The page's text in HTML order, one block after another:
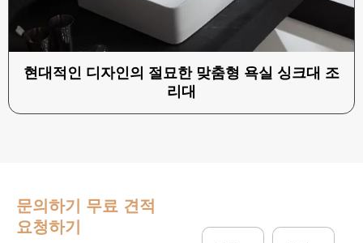
현대적인 디자인의 절묘한 맞춤형 욕실 싱크대 조
리대
문의하기 무료 견적
요청하기
이
회